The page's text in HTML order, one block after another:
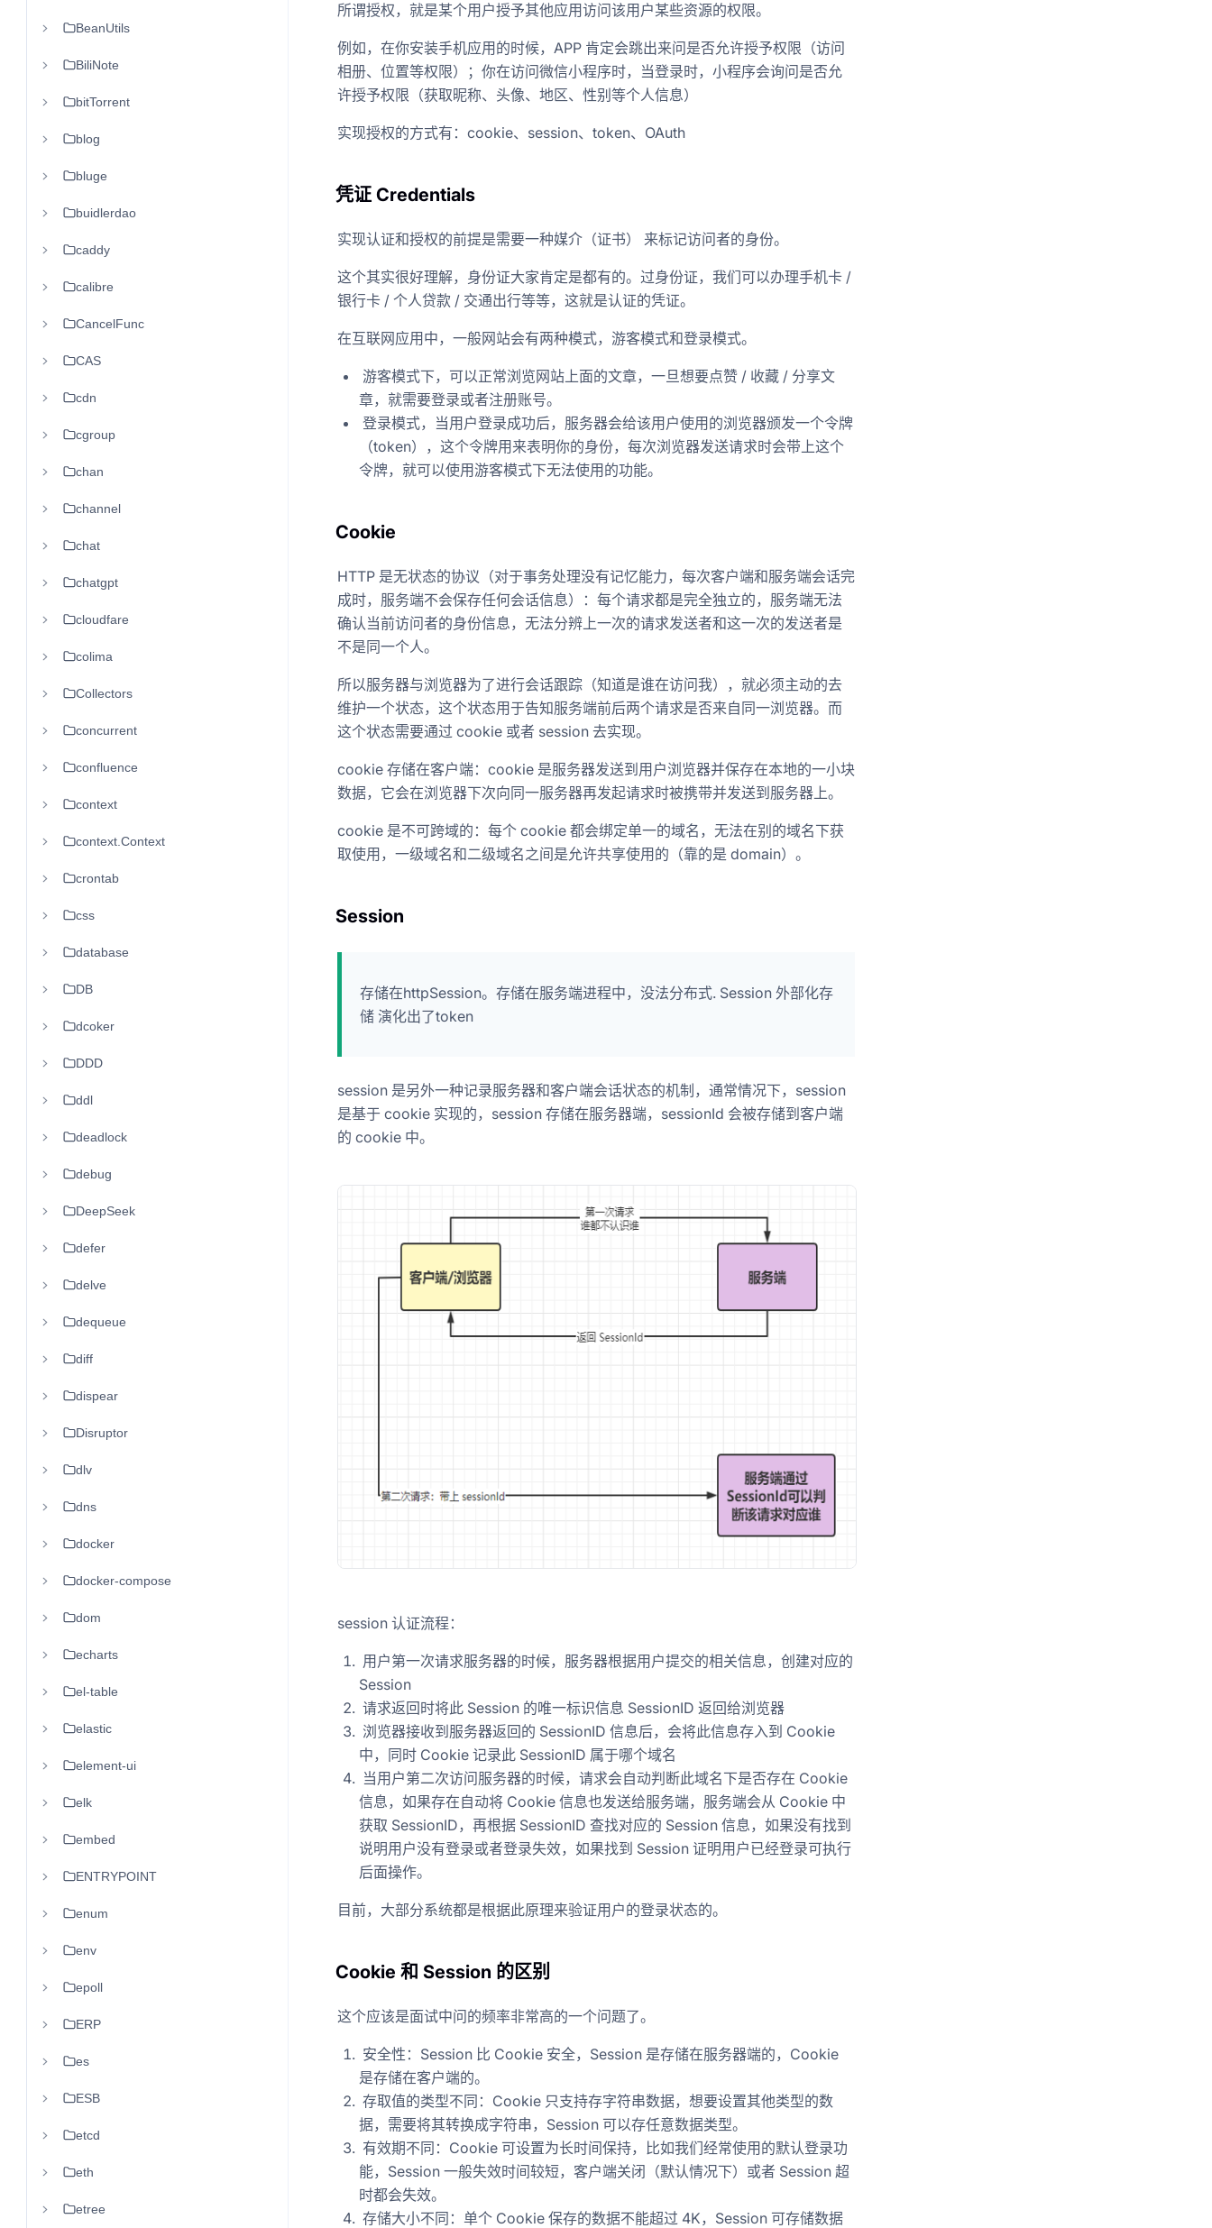
BeanUtils
BiliNote
bitTorrent
blog
bluge
buidlerdao
caddy
calibre
CancelFunc
CAS
cdn
cgroup
chan
channel
chat
chatgpt
cloudfare
colima
Collectors
concurrent
confluence
context
context.Context
crontab
css
database
DB
dcoker
DDD
ddl
deadlock
debug
DeepSeek
defer
delve
dequeue
diff
dispear
Disruptor
dlv
dns
docker
docker-compose
dom
echarts
el-table
elastic
element-ui
elk
embed
ENTRYPOINT
enum
env
epoll
ERP
es
ESB
etcd
eth
etree
所谓授权，就是某个用户授予其他应用访问该用户某些资源的权限。
例如，在你安装手机应用的时候，APP 肯定会跳出来问是否允许授予权限（访问
相册、位置等权限）；你在访问微信小程序时，当登录时，小程序会询问是否允
许授予权限（获取昵称、头像、地区、性别等个人信息）
实现授权的方式有：cookie、session、token、OAuth
凭证 Credentials
实现认证和授权的前提是需要一种媒介（证书） 来标记访问者的身份。
这个其实很好理解，身份证大家肯定是都有的。过身份证，我们可以办理手机卡 /
银行卡 / 个人贷款 / 交通出行等等，这就是认证的凭证。
在互联网应用中，一般网站会有两种模式，游客模式和登录模式。
游客模式下，可以正常浏览网站上面的文章，一旦想要点赞 / 收藏 / 分享文
章，就需要登录或者注册账号。
登录模式，当用户登录成功后，服务器会给该用户使用的浏览器颁发一个令牌
（token），这个令牌用来表明你的身份，每次浏览器发送请求时会带上这个
令牌，就可以使用游客模式下无法使用的功能。
Cookie
HTTP 是无状态的协议（对于事务处理没有记忆能力，每次客户端和服务端会话完
成时，服务端不会保存任何会话信息）：每个请求都是完全独立的，服务端无法
确认当前访问者的身份信息，无法分辨上一次的请求发送者和这一次的发送者是
不是同一个人。
所以服务器与浏览器为了进行会话跟踪（知道是谁在访问我），就必须主动的去
维护一个状态，这个状态用于告知服务端前后两个请求是否来自同一浏览器。而
这个状态需要通过 cookie 或者 session 去实现。
cookie 存储在客户端：cookie 是服务器发送到用户浏览器并保存在本地的一小块
数据，它会在浏览器下次向同一服务器再发起请求时被携带并发送到服务器上。
cookie 是不可跨域的：每个 cookie 都会绑定单一的域名，无法在别的域名下获
取使用，一级域名和二级域名之间是允许共享使用的（靠的是 domain）。
Session
存储在httpSession。存储在服务端进程中，没法分布式. Session 外部化存
储 演化出了token
session 是另外一种记录服务器和客户端会话状态的机制，通常情况下，session
是基于 cookie 实现的，session 存储在服务器端，sessionId 会被存储到客户端
的 cookie 中。
session 认证流程：
用户第一次请求服务器的时候，服务器根据用户提交的相关信息，创建对应的
Session
请求返回时将此 Session 的唯一标识信息 SessionID 返回给浏览器
浏览器接收到服务器返回的 SessionID 信息后，会将此信息存入到 Cookie
中，同时 Cookie 记录此 SessionID 属于哪个域名
当用户第二次访问服务器的时候，请求会自动判断此域名下是否存在 Cookie
信息，如果存在自动将 Cookie 信息也发送给服务端，服务端会从 Cookie 中
获取 SessionID，再根据 SessionID 查找对应的 Session 信息，如果没有找到
说明用户没有登录或者登录失效，如果找到 Session 证明用户已经登录可执行
后面操作。
目前，大部分系统都是根据此原理来验证用户的登录状态的。
Cookie 和 Session 的区别
这个应该是面试中问的频率非常高的一个问题了。
安全性：Session 比 Cookie 安全，Session 是存储在服务器端的，Cookie
是存储在客户端的。
存取值的类型不同：Cookie 只支持存字符串数据，想要设置其他类型的数
据，需要将其转换成字符串，Session 可以存任意数据类型。
有效期不同：Cookie 可设置为长时间保持，比如我们经常使用的默认登录功
能，Session 一般失效时间较短，客户端关闭（默认情况下）或者 Session 超
时都会失效。
存储大小不同：单个 Cookie 保存的数据不能超过 4K，Session 可存储数据